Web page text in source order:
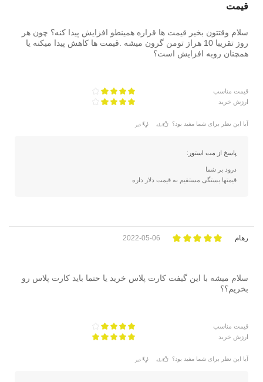
قیمت
سلام وقتتون بخیر قیمت ها قراره همینطو افزایش پیدا کنه؟ چون هر
روز تقریبا 10 هراز تومن گرون میشه .قیمت ها کاهش پیدا میکنه یا
همچنان روبه افزایش است؟
قیمت مناسب
ارزش خرید
آیا این نظر برای شما مفید بود؟ بله خیر
پاسخ از مت استور:
درود بر شما
قیمتها بستگی مستقیم به قیمت دلار داره
رهام 2022-05-06
سلام میشه با این گیفت کارت پلاس خرید یا حتما باید کارت پلاس رو
بخریم؟؟
قیمت مناسب
ارزش خرید
آیا این نظر برای شما مفید بود؟ بله خیر